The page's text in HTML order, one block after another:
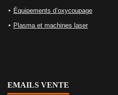
Équipements d’oxycoupage
Plasma et machines laser
EMAILS VENTE